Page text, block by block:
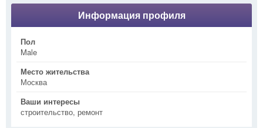
Информация профиля
Пол
Male
Место жительства
Москва
Ваши интересы
строительство, ремонт